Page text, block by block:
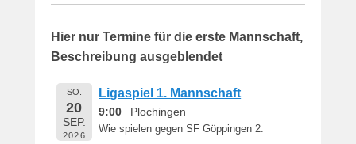
.
a
Hier nur Termine für die erste Mannschaft,
Beschreibung ausgeblendet
SO.
20
SEP.
2026
Ligaspiel 1. Mannschaft
9:00 Plochingen
Wie spielen gegen SF Göppingen 2.